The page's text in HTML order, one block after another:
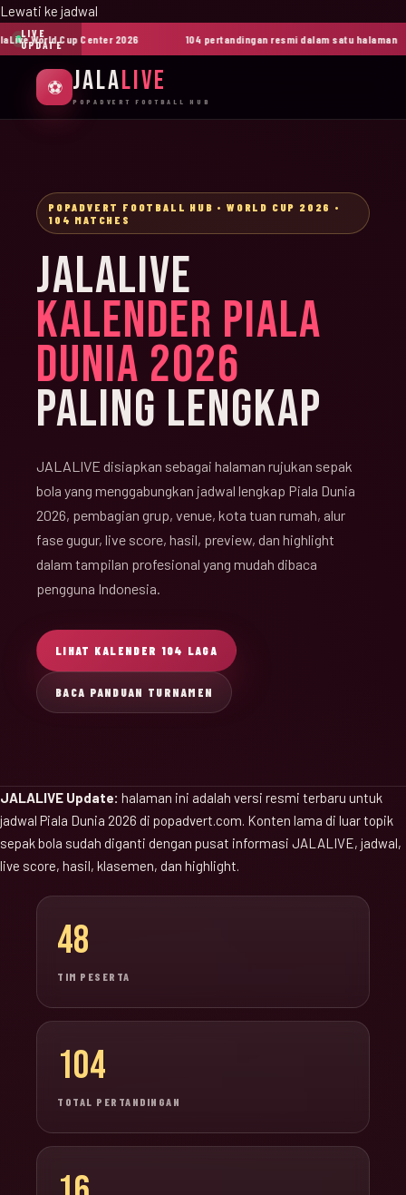
Lewati ke jadwal
LIVE
UPDATE
World Cup Center 2026 104 pertandingan resmi dalam satu halaman
⚽ JALALIVE
POPADVERT FOOTBALL HUB
POPADVERT FOOTBALL HUB • WORLD CUP 2026 •
104 MATCHES
JALALIVE
KALENDER PIALA
DUNIA 2026
PALING LENGKAP
JALALIVE disiapkan sebagai halaman rujukan sepak
bola yang menggabungkan jadwal lengkap Piala Dunia
2026, pembagian grup, venue, kota tuan rumah, alur
fase gugur, live score, hasil, preview, dan highlight
dalam tampilan profesional yang mudah dibaca
pengguna Indonesia.
LIHAT KALENDER 104 LAGA
BACA PANDUAN TURNAMEN
JALALIVE Update: halaman ini adalah versi resmi terbaru untuk
jadwal Piala Dunia 2026 di popadvert.com. Konten lama di luar topik
sepak bola sudah diganti dengan pusat informasi JALALIVE, jadwal,
live score, hasil, klasemen, dan highlight.
48
TIM PESERTA
104
TOTAL PERTANDINGAN